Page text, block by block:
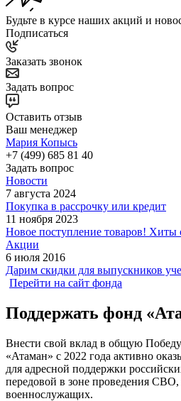
Будьте в курсе наших акций и
Подписаться
Заказать звонок
Задать вопрос
Оставить отзыв
Ваш менеджер
Мария Копысь
+7 (499) 685 81 40
Задать вопрос
Новости
7 августа 2024
Покупка в рассрочку или кредит
11 ноября 2023
Новое поступление товаров! Хиты
Акции
6 июля 2016
Дарим скидки для выпускников
Перейти на сайт фонда
Поддержать фонд
Внести свой вклад в общую
«Атаман» с 2022 года активно
для адресной поддержки
передовой в зоне проведения
военнослужащих.